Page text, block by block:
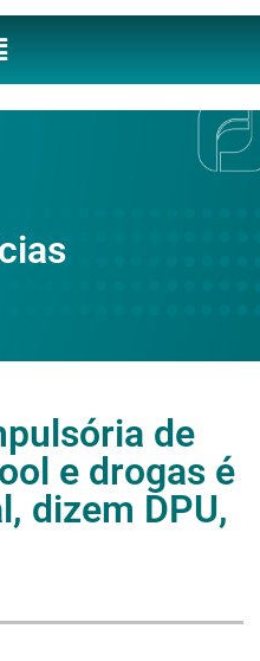
de
e drogas é
dizem DPU,